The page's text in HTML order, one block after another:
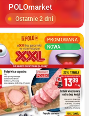
POLOmarket
Ostatnie 2 dni
PROMOWANA
NOWA